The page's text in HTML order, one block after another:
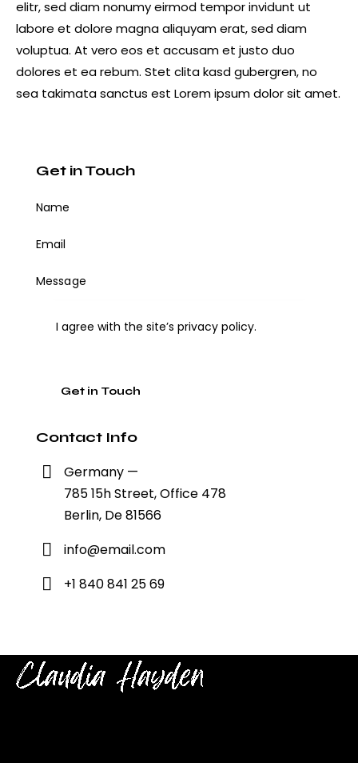
elitr, sed diam nonumy eirmod tempor invidunt ut
labore et dolore magna aliquyam erat, sed diam
voluptua. At vero eos et accusam et justo duo
dolores et ea rebum. Stet clita kasd gubergren, no
sea takimata sanctus est Lorem ipsum dolor sit amet.
Get in Touch
I agree with the site’sprivacy policy.
Contact Info
Germany —
785 15h Street, Office 478
Berlin, De 81566
info@email.com
+1 840 841 25 69